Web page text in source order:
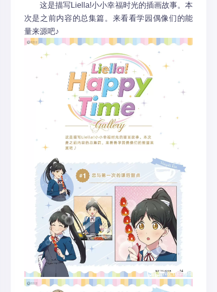
这是描写Liella!小小幸福时光的插画故事。本
次是之前内容的总集篇。来看看学园偶像们的能
量来源吧♪